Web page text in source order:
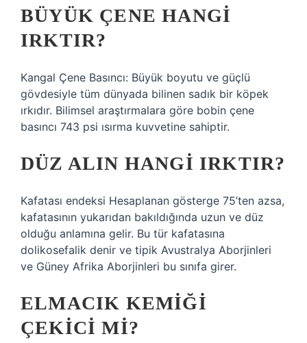
BÜYÜK ÇENE HANGI
IRKTIR?
Kangal Çene Basıncı: Büyük boyutu ve güçlü
gövdesiyle tüm dünyada bilinen sadık bir köpek
ırkıdır. Bilimsel araştırmalara göre bobin çene
basıncı 743 psi ısırma kuvvetine sahiptir.
DÜZ ALIN HANGI IRKTIR?
Kafatası endeksi Hesaplanan gösterge 75’ten azsa,
kafatasının yukarıdan bakıldığında uzun ve düz
olduğu anlamına gelir. Bu tür kafatasına
dolikosefalik denir ve tipik Avustralya Aborjinleri
ve Güney Afrika Aborjinleri bu sınıfa girer.
ELMACIK KEMIĞI
ÇEKICI MI?